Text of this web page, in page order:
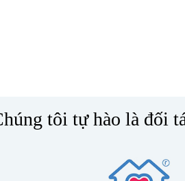
tôi tự hào là đối